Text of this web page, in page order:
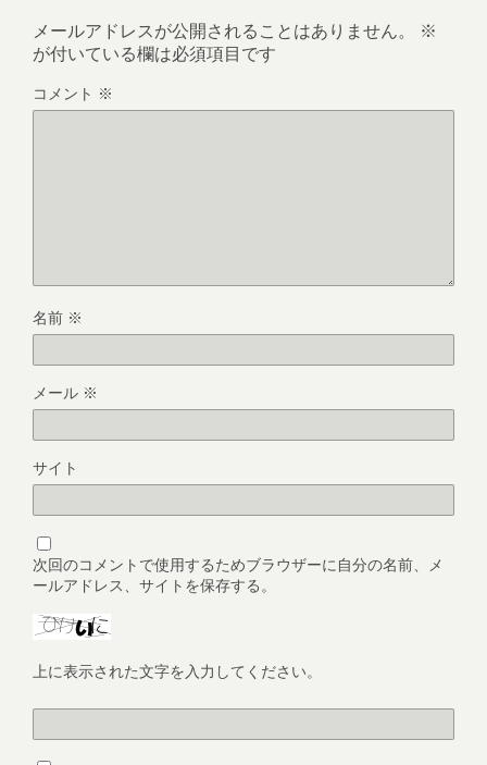
メールアドレスが公開されることはありません。
※
が付いている欄は必須項目です
コメント ※
名前 ※
メール ※
サイト
次回のコメントで使用するためブラウザーに自分の名前、メ
ールアドレス、サイトを保存する。
上に表示された文字を入力してください。